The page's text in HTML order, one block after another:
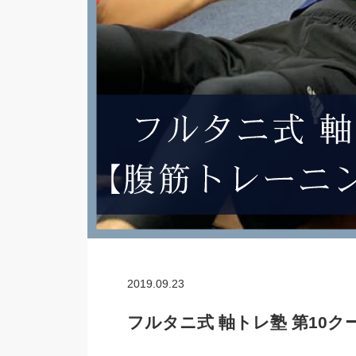
2019.09.23
フルタニ式 軸トレ塾 第10ク